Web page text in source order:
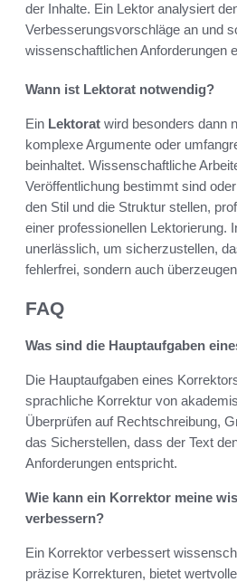
der Inhalte. Ein Lektor analysiert
Verbesserungsvorschläge an und
wissenschaftlichen Anforderungen
Wann ist Lektorat notwendig?
Ein Lektorat wird besonders dann
komplexe Argumente oder
beinhaltet. Wissenschaftliche
Veröffentlichung bestimmt sind
den Stil und die Struktur stellen,
einer professionellen Lektorierung.
unerlässlich, um sicherzustellen,
fehlerfrei, sondern auch
FAQ
Was sind die Hauptaufgaben
Die Hauptaufgaben eines
sprachliche Korrektur von
Überprüfen auf Rechtschreibung,
das Sicherstellen, dass der Text
Anforderungen entspricht.
Wie kann ein Korrektor meine
verbessern?
Ein Korrektor verbessert
präzise Korrekturen, bietet